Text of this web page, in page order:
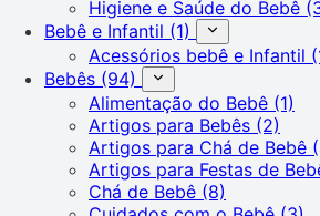
Higiene e Saúde do Bebê
Bebê e Infantil (1)
Acessórios bebê e Infantil
Bebês (94)
Alimentação do Bebê (1)
Artigos para Bebês (2)
Artigos para Chá de Bebê
Artigos para Festas de
Chá de Bebê (8)